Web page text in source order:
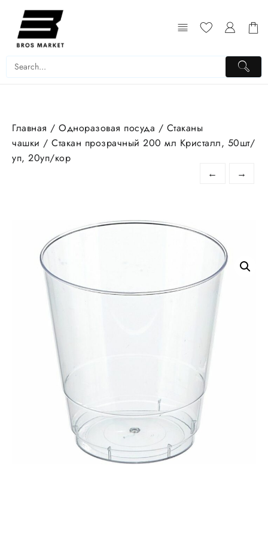
Перейти
содержимому
Главная / Одноразовая посуда / Стаканы
чашки / Стакан прозрачный 200 мл Кристалл, 50шт/
уп, 20уп/кор
←
→